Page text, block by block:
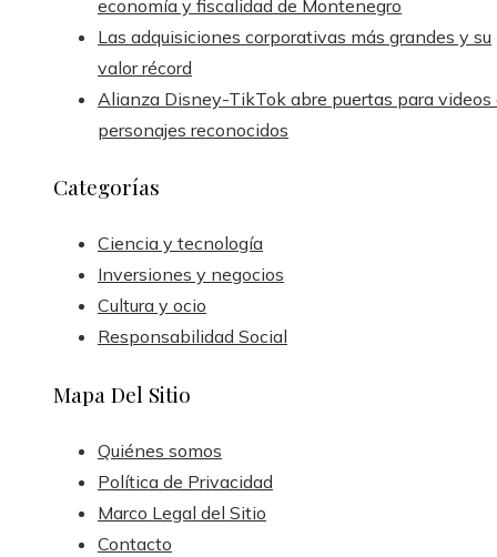
economía y fiscalidad de Montenegro
Las adquisiciones corporativas más grandes y su
valor récord
Alianza Disney-TikTok abre puertas para videos
personajes reconocidos
Categorías
Ciencia y tecnología
Inversiones y negocios
Cultura y ocio
Responsabilidad Social
Mapa Del Sitio
Quiénes somos
Política de Privacidad
Marco Legal del Sitio
Contacto